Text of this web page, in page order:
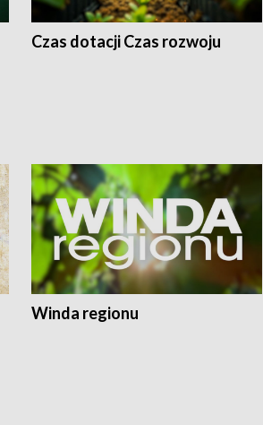
Czas dotacji Czas rozwoju
Winda regionu